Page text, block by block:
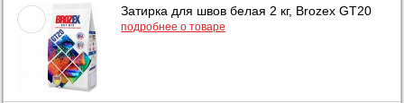
Затирка для швов белая 2 кг, Brozex GT20
подробнее о товаре